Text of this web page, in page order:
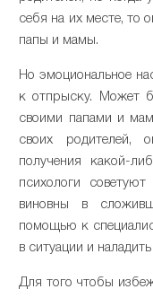
себя на их месте, то
папы и мамы.
Но эмоциональное
к отпрыску. Может
своими папами и
своих родителей,
получения какой-
психологи
виновны в
помощью к
в ситуации и
Для того чтобы